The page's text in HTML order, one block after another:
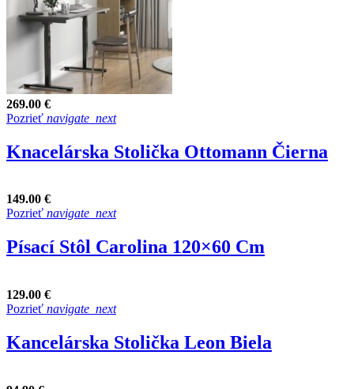
269.00 €
Pozrieť navigate_next
Knacelárska Stolička Ottomann Čierna
149.00 €
Pozrieť navigate_next
Písací Stôl Carolina 120×60 Cm
129.00 €
Pozrieť navigate_next
Kancelárska Stolička Leon Biela